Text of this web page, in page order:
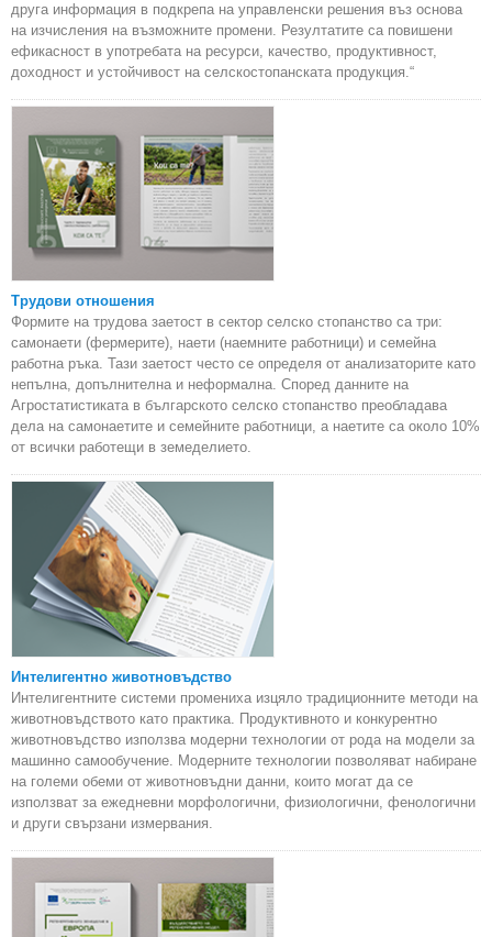
друга информация в подкрепа на управленски решения въз основа
на изчисления на възможните промени. Резултатите са повишени
ефикасност в употребата на ресурси, качество, продуктивност,
доходност и устойчивост на селскостопанската продукция.“
Трудови отношения
Формите на трудова заетост в сектор селско стопанство са три:
самонаети (фермерите), наети (наемните работници) и семейна
работна ръка. Тази заетост често се определя от анализаторите като
непълна, допълнителна и неформална. Според данните на
Агростатистиката в българското селско стопанство преобладава
дела на самонаетите и семейните работници, а наетите са около 10%
от всички работещи в земеделието.
Интелигентно животновъдство
Интелигентните системи промениха изцяло традиционните методи на
животновъдството като практика. Продуктивното и конкурентно
животновъдство използва модерни технологии от рода на модели за
машинно самообучение. Модерните технологии позволяват набиране
на големи обеми от животновъдни данни, които могат да се
използват за ежедневни морфологични, физиологични, фенологични
и други свързани измервания.